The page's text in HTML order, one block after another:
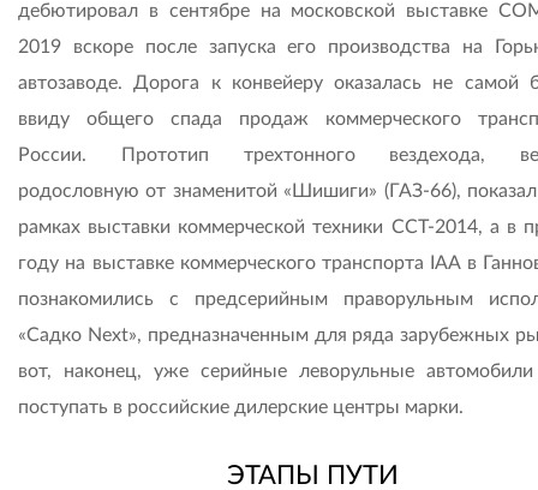
дебютировал в сентябре на московской выставке
2019 вскоре после запуска его производства на
автозаводе. Дорога к конвейеру оказалась не самой
ввиду общего спада продаж коммерческого
России. Прототип трехтонного вездехода,
родословную от знаменитой «Шишиги» (ГАЗ-66),
рамках выставки коммерческой техники CCT-2014, а в
году на выставке коммерческого транспорта IAA в
познакомились с предсерийным праворульным
«Садко Next», предназначенным для ряда зарубежных
вот, наконец, уже серийные леворульные автомобили
поступать в российские дилерские центры марки.
ЭТАПЫ ПУТИ